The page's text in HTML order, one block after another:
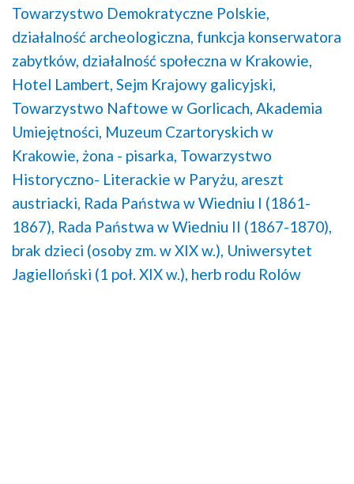
Towarzystwo Demokratyczne Polskie,
działalność archeologiczna, funkcja konserwatora
zabytków, działalność społeczna w Krakowie,
Hotel Lambert, Sejm Krajowy galicyjski,
Towarzystwo Naftowe w Gorlicach, Akademia
Umiejętności, Muzeum Czartoryskich w
Krakowie, żona - pisarka, Towarzystwo
Historyczno- Literackie w Paryżu, areszt
austriacki, Rada Państwa w Wiedniu I (1861-
1867), Rada Państwa w Wiedniu II (1867-1870),
brak dzieci (osoby zm. w XIX w.), Uniwersytet
Jagielloński (1 poł. XIX w.), herb rodu Rolów